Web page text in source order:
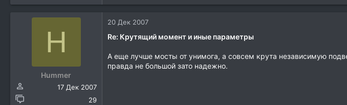
H
Hummer
17 Дек 2007
29
20 Дек 2007
Re: Крутящий момент и иные параметры
А еще лучше мосты от унимога, а совсем крута независимую
правда не большой зато надежно.